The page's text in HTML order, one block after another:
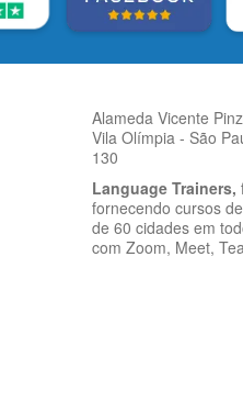
Alameda Vicente
Vila Olímpia - São
130
Language Trainers,
fornecendo cursos
de 60 cidades em
com Zoom, Meet,